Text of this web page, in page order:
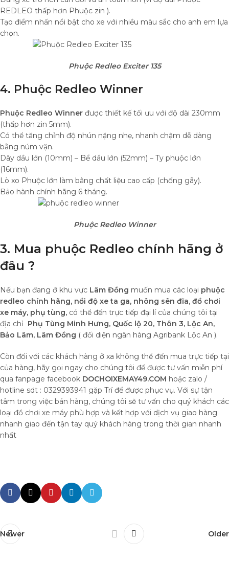
REDLEO thấp hơn Phuộc zin ).
Tạo điểm nhấn nổi bật cho xe với nhiều màu sắc cho anh em lựa
chọn.
Phuộc Redleo Exciter 135
4. Phuộc Redleo Winner
Phuộc Redleo Winner được thiết kế tối ưu với độ dài 230mm
(thấp hơn zin 5mm).
Có thể tăng chỉnh độ nhún nặng nhẹ, nhanh chậm dễ dàng
bằng núm vặn.
Dây dầu lớn (10mm) – Bể dầu lớn (52mm) – Ty phuộc lớn
(16mm).
Lò xo Phuộc lớn làm bằng chất liệu cao cấp (chống gãy).
Bảo hành chính hãng 6 tháng.
Phuộc Redleo Winner
3. Mua phuộc Redleo chính hãng ở
đâu ?
Nếu bạn đang ở khu vực Lâm Đồng muốn mua các loại phuộc
redleo chính hãng, nồi độ xe ta ga, nhông sên đĩa, đồ chơi
xe máy, phụ tùng, có thể đến trực tiếp đại lí của chúng tôi tại
địa chỉ Phụ Tùng Minh Hưng, Quốc lộ 20, Thôn 3, Lộc An,
Bảo Lâm, Lâm Đồng ( đối diện ngân hàng Agribank Lộc An ).
Còn đối với các khách hàng ở xa không thể đến mua trực tiếp tại
của hàng, hãy gọi ngay cho chúng tôi để được tư vấn miễn phí
qua fanpage facebook DOCHOIXEMAY49.COM hoặc zalo /
hotline sdt : 0329393941 gặp Trí để được phục vụ. Với sự tận
tâm trong việc bán hàng, chúng tôi sẽ tư vấn cho quý khách các
loại đồ chơi xe máy phù hợp và kết hợp với dịch vụ giao hàng
nhanh giao đến tận tay quý khách hàng trong thời gian nhanh
nhất
Newer Older